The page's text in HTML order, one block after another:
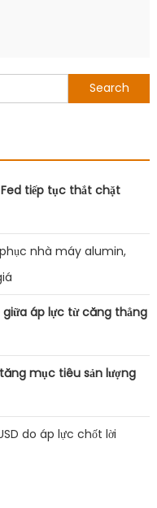
tiếp tục thắt chặt
nhà máy alumin,
giữa áp lực từ căng thẳng
mục tiêu sản lượng
do áp lực chốt lời